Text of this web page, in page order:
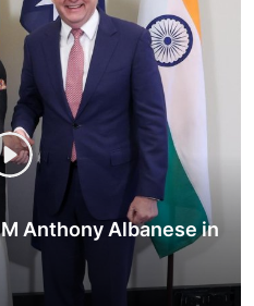
Anthony Albanese in